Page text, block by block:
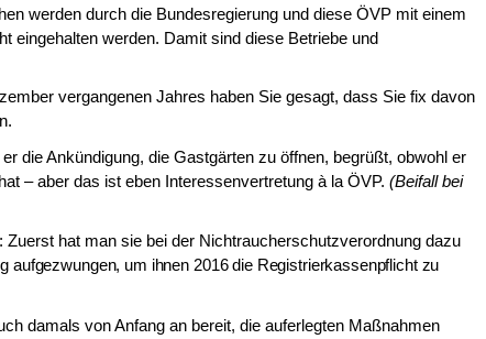
werden durch die Bundesregierung und diese ÖVP mit einem
eingehalten werden. Damit sind diese Betriebe und
vergangenen Jahres ha­ben Sie gesagt, dass Sie fix davon
die Ankündigung, die Gastgärten zu öffnen, begrüßt, obwohl er
– aber das ist eben Interessenvertretung à la ÖVP. (Beifall bei
hat man sie bei der Nicht­raucherschutzverordnung dazu
aufgezwungen, um ihnen 2016 die Registrierkassenpflicht zu
damals von Anfang an bereit, die auferlegten Maßnahmen